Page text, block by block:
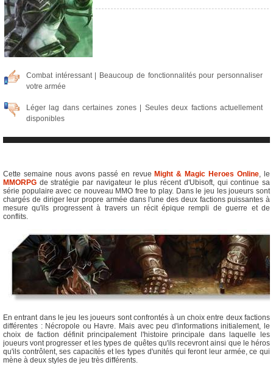
Combat intéressant | Beaucoup de fonctionnalités pour personnaliser
votre armée
Léger lag dans certaines zones | Seules deux factions actuellement
disponibles
Cette semaine nous avons passé en revue Might & Magic Heroes Online, le
MMORPG de stratégie par navigateur le plus récent d'Ubisoft, qui continue sa
série populaire avec ce nouveau MMO free to play. Dans le jeu les joueurs sont
chargés de diriger leur propre armée dans l'une des deux factions puissantes à
mesure qu'ils progressent à travers un récit épique rempli de guerre et de
conflits.
En entrant dans le jeu les joueurs sont confrontés à un choix entre deux factions
différentes : Nécropole ou Havre. Mais avec peu d'informations initialement, le
choix de faction définit principalement l'histoire principale dans laquelle les
joueurs vont progresser et les types de quêtes qu'ils recevront ainsi que le héros
qu'ils contrôlent, ses capacités et les types d'unités qui feront leur armée, ce qui
mène à deux styles de jeu très différents.